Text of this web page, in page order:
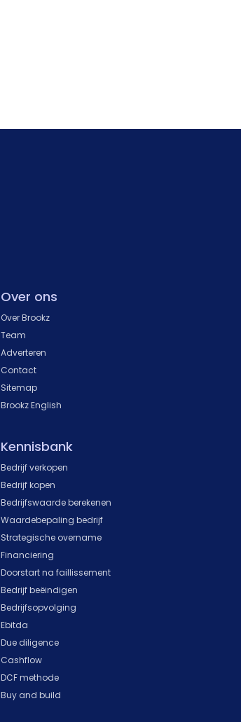
Over ons
Over Brookz
Team
Adverteren
Contact
Sitemap
Brookz English
Kennisbank
Bedrijf verkopen
Bedrijf kopen
Bedrijfswaarde berekenen
Waardebepaling bedrijf
Strategische overname
Financiering
Doorstart na faillissement
Bedrijf beëindigen
Bedrijfsopvolging
Ebitda
Due diligence
Cashflow
DCF methode
Buy and build